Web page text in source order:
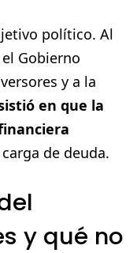
político. Al
Gobierno
y a la
en que la
de deuda.
y qué no